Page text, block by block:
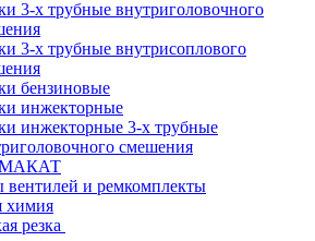
3-х трубные внутриголовочного
3-х трубные внутрисоплового
бензиновые
инжекторные
инжекторные 3-х трубные
смешения
вентилей и ремкомплекты
химия
резка